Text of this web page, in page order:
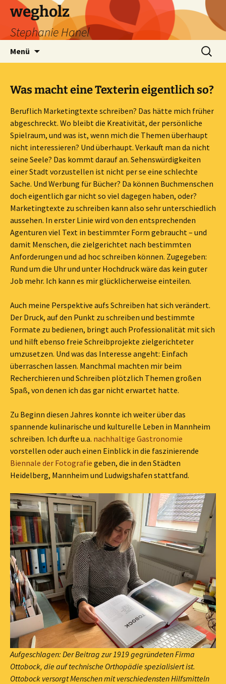
wegholz
Stephanie Hanel
Menü
Suchen
nach:
Was macht eine Texterin eigentlich so?
Beruflich Marketingtexte schreiben? Das hätte mich früher
abgeschreckt. Wo bleibt die Kreativität, der persönliche
Spielraum, und was ist, wenn mich die Themen überhaupt
nicht interessieren? Und überhaupt. Verkauft man da nicht
seine Seele? Das kommt darauf an. Sehenswürdigkeiten
einer Stadt vorzustellen ist nicht per se eine schlechte
Sache. Und Werbung für Bücher? Da können Buchmenschen
doch eigentlich gar nicht so viel dagegen haben, oder?
Marketingtexte zu schreiben kann also sehr unterschiedlich
aussehen. In erster Linie wird von den entsprechenden
Agenturen viel Text in bestimmter Form gebraucht – und
damit Menschen, die zielgerichtet nach bestimmten
Anforderungen und ad hoc schreiben können. Zugegeben:
Rund um die Uhr und unter Hochdruck wäre das kein guter
Job mehr. Ich kann es mir glücklicherweise einteilen.
Auch meine Perspektive aufs Schreiben hat sich verändert.
Der Druck, auf den Punkt zu schreiben und bestimmte
Formate zu bedienen, bringt auch Professionalität mit sich
und hilft ebenso freie Schreibprojekte zielgerichteter
umzusetzen. Und was das Interesse angeht: Einfach
überraschen lassen. Manchmal machten mir beim
Recherchieren und Schreiben plötzlich Themen großen
Spaß, von denen ich das gar nicht erwartet hatte.
Zu Beginn diesen Jahres konnte ich weiter über das
spannende kulinarische und kulturelle Leben in Mannheim
schreiben. Ich durfte u.a. nachhaltige Gastronomie
vorstellen oder auch einen Einblick in die faszinierende
Biennale der Fotografie geben, die in den Städten
Heidelberg, Mannheim und Ludwigshafen stattfand.
Aufgeschlagen: Der Beitrag zur 1919 gegründeten Firma
Ottobock, die auf technische Orthopädie spezialisiert ist.
Ottobock versorgt Menschen mit verschiedensten Hilfsmitteln